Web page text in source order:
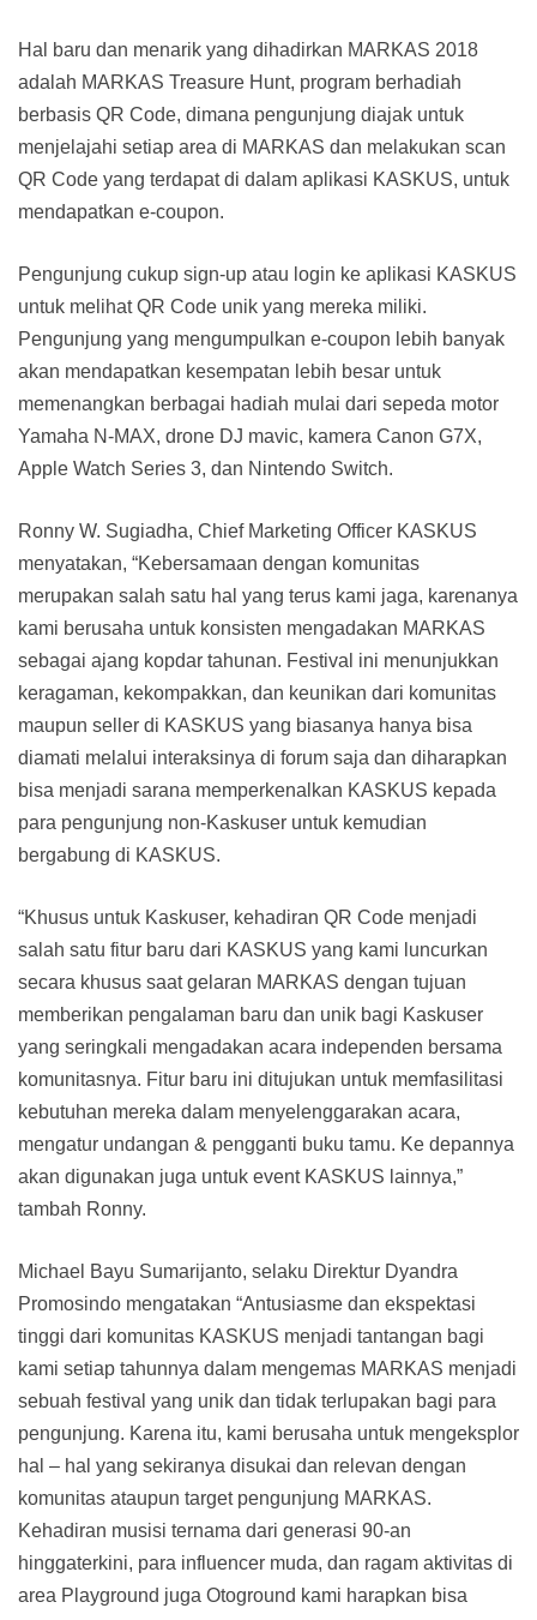
Hal baru dan menarik yang dihadirkan MARKAS 2018
adalah MARKAS Treasure Hunt, program berhadiah
berbasis QR Code, dimana pengunjung diajak untuk
menjelajahi setiap area di MARKAS dan melakukan scan
QR Code yang terdapat di dalam aplikasi KASKUS, untuk
mendapatkan e-coupon.
Pengunjung cukup sign-up atau login ke aplikasi KASKUS
untuk melihat QR Code unik yang mereka miliki.
Pengunjung yang mengumpulkan e-coupon lebih banyak
akan mendapatkan kesempatan lebih besar untuk
memenangkan berbagai hadiah mulai dari sepeda motor
Yamaha N-MAX, drone DJ mavic, kamera Canon G7X,
Apple Watch Series 3, dan Nintendo Switch.
Ronny W. Sugiadha, Chief Marketing Officer KASKUS
menyatakan, “Kebersamaan dengan komunitas
merupakan salah satu hal yang terus kami jaga, karenanya
kami berusaha untuk konsisten mengadakan MARKAS
sebagai ajang kopdar tahunan. Festival ini menunjukkan
keragaman, kekompakkan, dan keunikan dari komunitas
maupun seller di KASKUS yang biasanya hanya bisa
diamati melalui interaksinya di forum saja dan diharapkan
bisa menjadi sarana memperkenalkan KASKUS kepada
para pengunjung non-Kaskuser untuk kemudian
bergabung di KASKUS.
“Khusus untuk Kaskuser, kehadiran QR Code menjadi
salah satu fitur baru dari KASKUS yang kami luncurkan
secara khusus saat gelaran MARKAS dengan tujuan
memberikan pengalaman baru dan unik bagi Kaskuser
yang seringkali mengadakan acara independen bersama
komunitasnya. Fitur baru ini ditujukan untuk memfasilitasi
kebutuhan mereka dalam menyelenggarakan acara,
mengatur undangan & pengganti buku tamu. Ke depannya
akan digunakan juga untuk event KASKUS lainnya,”
tambah Ronny.
Michael Bayu Sumarijanto, selaku Direktur Dyandra
Promosindo mengatakan “Antusiasme dan ekspektasi
tinggi dari komunitas KASKUS menjadi tantangan bagi
kami setiap tahunnya dalam mengemas MARKAS menjadi
sebuah festival yang unik dan tidak terlupakan bagi para
pengunjung. Karena itu, kami berusaha untuk mengeksplor
hal – hal yang sekiranya disukai dan relevan dengan
komunitas ataupun target pengunjung MARKAS.
Kehadiran musisi ternama dari generasi 90-an
hinggaterkini, para influencer muda, dan ragam aktivitas di
area Playground juga Otoground kami harapkan bisa